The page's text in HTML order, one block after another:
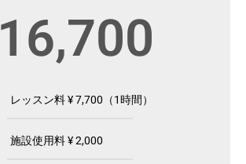
16,700
レッスン料 ¥ 7,700（1時間）
施設使用料 ¥ 2,000